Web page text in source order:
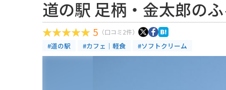
道の駅 足柄・金太郎の
5 （口コミ2件）
#道の駅 #カフェ｜軽食 #ソフトクリーム